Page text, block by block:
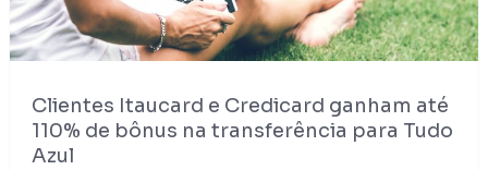
Clientes Itaucard e Credicard ganham até
110% de bônus na transferência para Tudo
Azul